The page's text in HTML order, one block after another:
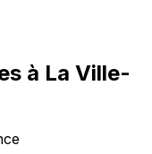
à La Ville-